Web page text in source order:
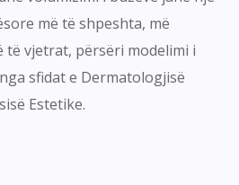
më të shpeshta, më
të vjetrat, përsëri modelimi i
sfidat e Dermatologjisë
Estetike.